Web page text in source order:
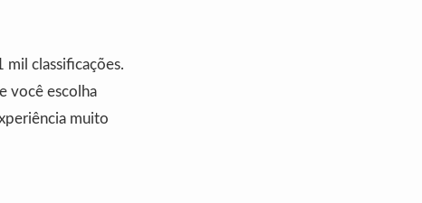
mil classificações.
você escolha
muito